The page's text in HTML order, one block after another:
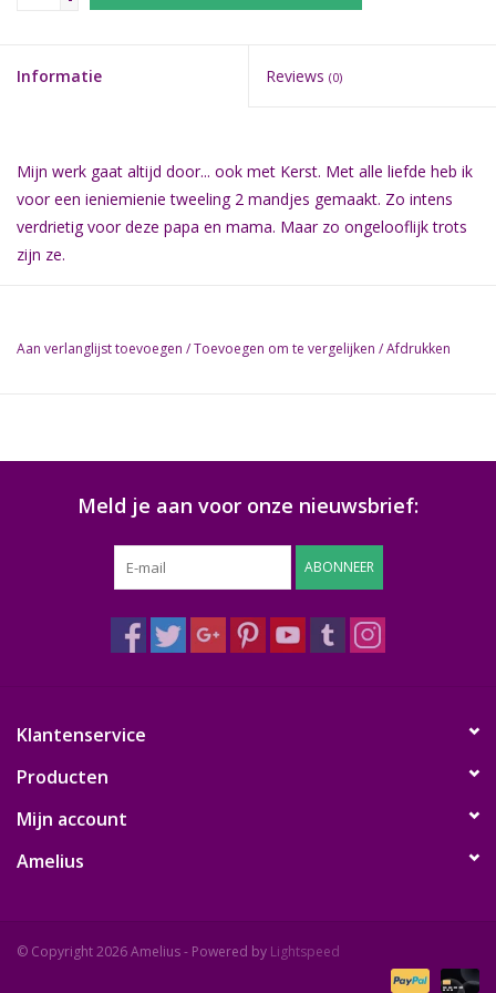
Informatie Reviews (0)
Mijn werk gaat altijd door... ook met Kerst. Met alle liefde heb ik
voor een ieniemienie tweeling 2 mandjes gemaakt. Zo intens
verdrietig voor deze papa en mama. Maar zo ongelooflijk trots
zijn ze.
Aan verlanglijst toevoegen /Toevoegen om te vergelijken /Afdrukken
Meld je aan voor onze nieuwsbrief:
ABONNEER
Klantenservice
Producten
Mijn account
Amelius
© Copyright 2026 Amelius - Powered by Lightspeed